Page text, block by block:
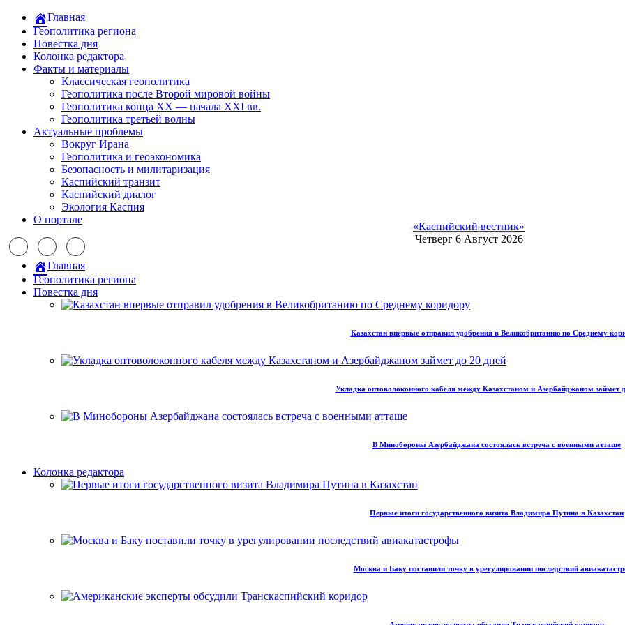
Главная
Геополитика региона
Повестка дня
Колонка редактора
Факты и материалы
Классическая геополитика
Геополитика после Второй мировой войны
Геополитика конца XX — начала XXI вв.
Геополитика третьей волны
Актуальные проблемы
Вокруг Ирана
Геополитика и геоэкономика
Безопасность и милитаризация
Каспийский транзит
Каспийский диалог
Экология Каспия
О портале
«Каспийский вестник»
Четверг 6 Август 2026
Главная
Геополитика региона
Повестка дня
Казахстан впервые отправил удобрения в Великобританию по Среднему
Укладка оптоволоконного кабеля между Казахстаном и Азербайджаном займет
В Минобороны Азербайджана состоялась встреча с военными атташе
Колонка редактора
Первые итоги государственного визита Владимира Путина в Казахстан
Москва и Баку поставили точку в урегулировании последствий